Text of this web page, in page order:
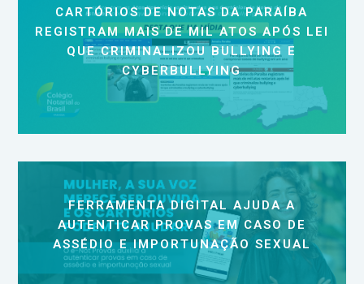
CARTÓRIOS DE NOTAS DA PARAÍBA
REGISTRAM MAIS DE MIL ATOS APÓS LEI
QUE CRIMINALIZOU BULLYING E
CYBERBULLYING
FERRAMENTA DIGITAL AJUDA A
AUTENTICAR PROVAS EM CASO DE
ASSÉDIO E IMPORTUNAÇÃO SEXUAL